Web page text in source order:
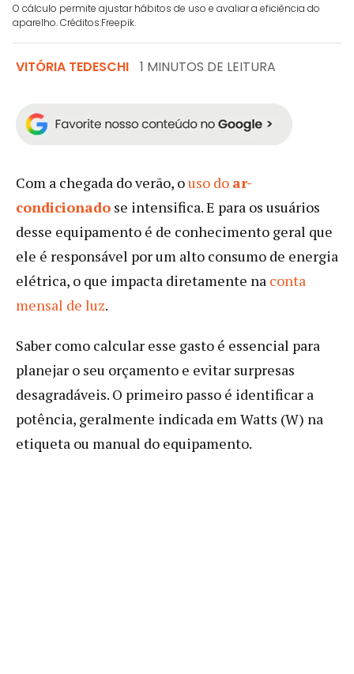
O cálculo permite ajustar hábitos de uso e avaliar a eficiência do
aparelho. Créditos:Freepik.
VITÓRIA TEDESCHI 1 MINUTOS DE LEITURA
Com a chegada do verão, ouso do ar-
condicionado se intensifica. E para os usuários
desse equipamento é de conhecimento geral que
ele é responsável por um alto consumo de energia
elétrica, o que impacta diretamente na conta
mensal de luz.
Saber como calcular esse gasto é essencial para
planejar o seu orçamento e evitar surpresas
desagradáveis. O primeiro passo é identificar a
potência, geralmente indicada em Watts (W) na
etiqueta ou manual do equipamento.